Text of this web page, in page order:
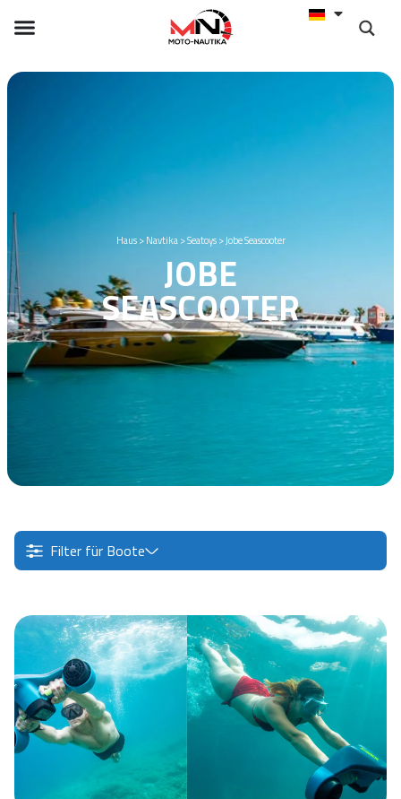
Haus>Navtika>Seatoys>Jobe Seascooter
JOBE
SEASCOOTER
Filter für Boote